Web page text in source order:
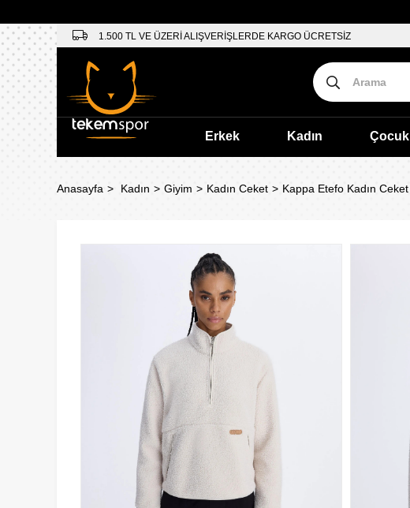
1.500 TL VE ÜZERİ ALIŞVERİŞLERDE KARGO ÜCRETSİZ
Erkek Kadın Çocuk
Anasayfa Kadın Giyim Kadın Ceket Kappa Etefo Kadın Ceket